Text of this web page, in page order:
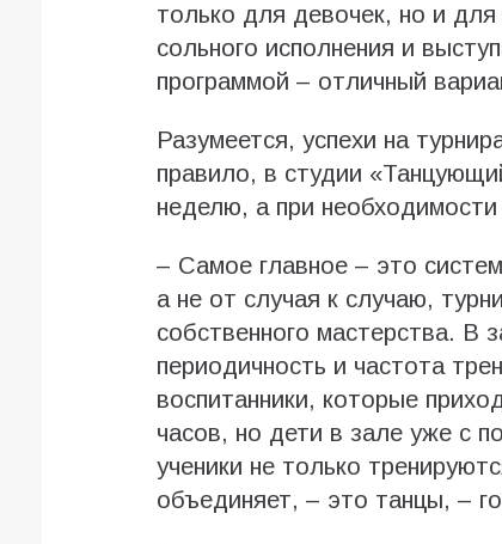
только для девочек, но и
сольного исполнения и
программой – отличный
Разумеется, успехи на
правило, в студии
неделю, а при
– Самое главное – это
а не от случая к случаю,
собственного мастерства. В
периодичность и частота
воспитанники, которые
часов, но дети в зале уже с
ученики не только
объединяет, – это танцы, –